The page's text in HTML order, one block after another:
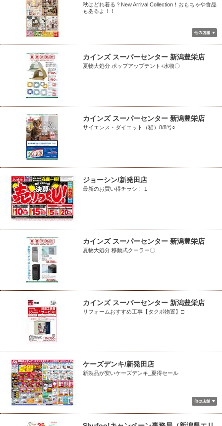
秋はどれ着る？New Arrival Collection！おもちゃや食品
もあるよ！！
カインズ スーパーセンター 新潟豊栄店
夏物大処分 ポップアップテント+水物〇
カインズ スーパーセンター 新潟豊栄店
サイエンス・ダイエット（猫）8/8号○
ジョーシン/新発田店
最新のお買い得チラシ！ 1
カインズ スーパーセンター 新潟豊栄店
夏物大処分 移動式クーラー〇
カインズ スーパーセンター 新潟豊栄店
リフォームおすすめ工事【タクボ物置】□
ケーズデンキ/新発田店
新製品が安いケーズデンキ_夏得セール